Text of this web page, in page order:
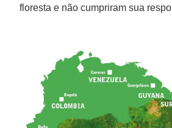
floresta e não cumpriram sua